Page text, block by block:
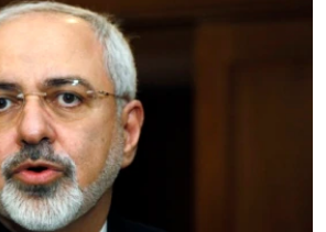
گزارش‌های تصویری